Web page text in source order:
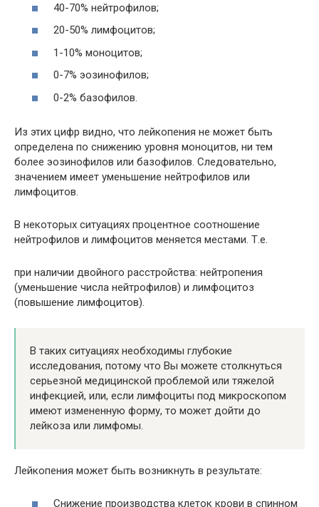
40-70% нейтрофилов;
20-50% лимфоцитов;
1-10% моноцитов;
0-7% эозинофилов;
0-2% базофилов.
Из этих цифр видно, что лейкопения не может быть
определена по снижению уровня моноцитов, ни тем
более эозинофилов или базофилов. Следовательно,
значением имеет уменьшение нейтрофилов или
лимфоцитов.
В некоторых ситуациях процентное соотношение
нейтрофилов и лимфоцитов меняется местами. Т.е.
при наличии двойного расстройства: нейтропения
(уменьшение числа нейтрофилов) и лимфоцитоз
(повышение лимфоцитов).
В таких ситуациях необходимы глубокие
исследования, потому что Вы можете столкнуться
серьезной медицинской проблемой или тяжелой
инфекцией, или, если лимфоциты под микроскопом
имеют измененную форму, то может дойти до
лейкоза или лимфомы.
Лейкопения может быть возникнуть в результате:
Снижение производства клеток крови в спинном